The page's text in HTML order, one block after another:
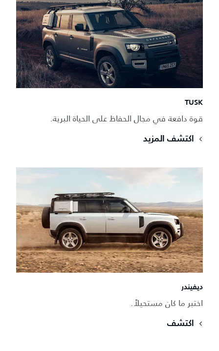
TUSK
قوة دافعة في مجال الحفاظ على الحياة البرية.
اكتشف المزيد
ديفيندر
اختبر ما كان مستحيلاً.
اكتشف